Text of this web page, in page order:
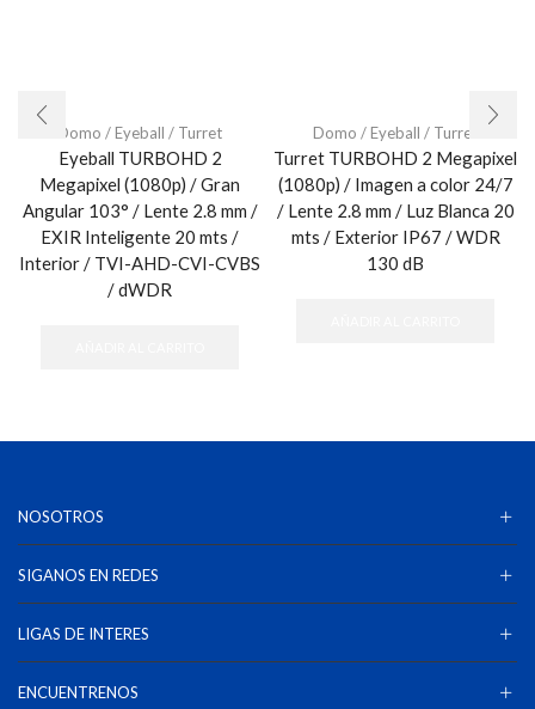
Domo / Eyeball / Turret
Eyeball TURBOHD 2
Megapixel (1080p) / Gran
Angular 103° / Lente 2.8 mm /
EXIR Inteligente 20 mts /
Interior / TVI-AHD-CVI-CVBS
/ dWDR
Domo / Eyeball / Turret
Turret TURBOHD 2 Megapixel
(1080p) / Imagen a color 24/7
/ Lente 2.8 mm / Luz Blanca 20
mts / Exterior IP67 / WDR
130 dB
NOSOTROS
SIGANOS EN REDES
LIGAS DE INTERES
ENCUENTRENOS